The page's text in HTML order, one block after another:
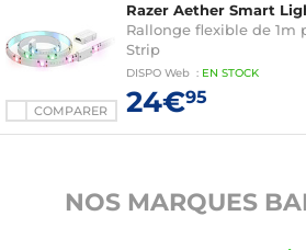
COMPARER
Razer Aether Smart
Rallonge flexible de 1m
Strip
DISPO Web : EN STOCK
24€95
NOS MARQUES